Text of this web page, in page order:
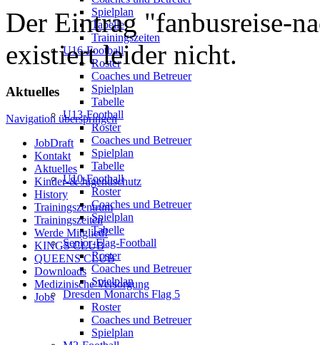
Spielplan
Tabelle
Trainingszeiten
U16-Football
Roster
Coaches und Betreuer
Spielplan
Tabelle
U13-Football
Roster
Coaches und Betreuer
Spielplan
Tabelle
U10-Football
Roster
Coaches und Betreuer
Spielplan
Tabelle
Senior-Flag-Football
Roster
Coaches und Betreuer
Spielplan
Dresden Monarchs Flag 5
Roster
Coaches und Betreuer
Spielplan
Der Eintrag "fanbusreise-
existiert leider nicht.
Aktuelles
Navigation überspringen
JobDraft
Kontakt
Aktuelles
Kinder-& Jugendschutz
History
Trainingszentrum
Trainingszeiten
Werde Mitglied!
KINGS CLUB
QUEENS CLUB
Downloads
Medizinische Versorgung
Jobs